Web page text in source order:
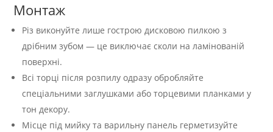
Монтаж
Різ виконуйте лише гострою дисковою пилкою з
дрібним зубом — це виключає сколи на ламінованій
поверхні.
Всі торці після розпилу одразу обробляйте
спеціальними заглушками або торцевими планками у
тон декору.
Місце під мийку та варильну панель герметизуйте